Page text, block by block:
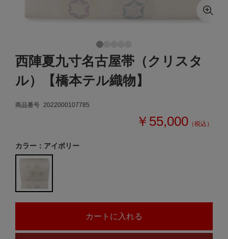
西陣夏九寸名古屋帯（クリスタ
ル）【橋本テル織物】
商品番号 2022000107785
￥55,000 （税込）
カラー：アイボリー